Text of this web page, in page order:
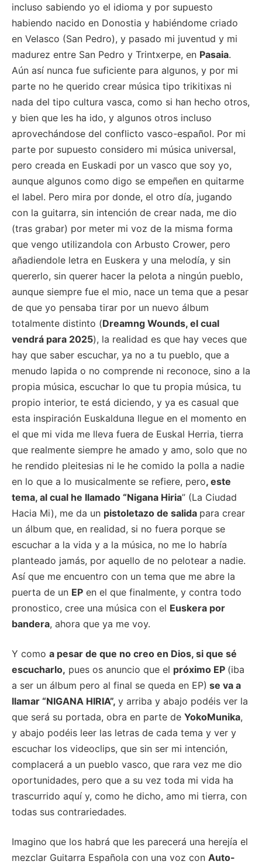
incluso sabiendo yo el idioma y por supuesto
habiendo nacido en Donostia y habiéndome criado
en Velasco (San Pedro), y pasado mi juventud y mi
madurez entre San Pedro y Trintxerpe, en Pasaia.
Aún así nunca fue suficiente para algunos, y por mi
parte no he querido crear música tipo trikitixas ni
nada del tipo cultura vasca, como si han hecho otros,
y bien que les ha ido, y algunos otros incluso
aprovechándose del conflicto vasco-español. Por mi
parte por supuesto considero mi música universal,
pero creada en Euskadi por un vasco que soy yo,
aunque algunos como digo se empeñen en quitarme
el label. Pero mira por donde, el otro día, jugando
con la guitarra, sin intención de crear nada, me dio
(tras grabar) por meter mi voz de la misma forma
que vengo utilizandola con Arbusto Crower, pero
añadiendole letra en Euskera y una melodía, y sin
quererlo, sin querer hacer la pelota a ningún pueblo,
aunque siempre fue el mio, nace un tema que a pesar
de que yo pensaba tirar por un nuevo álbum
totalmente distinto (Dreamng Wounds, el cual
vendrá para 2025), la realidad es que hay veces que
hay que saber escuchar, ya no a tu pueblo, que a
menudo lapida o no comprende ni reconoce, sino a la
propia música, escuchar lo que tu propia música, tu
propio interior, te está diciendo, y ya es casual que
esta inspiración Euskalduna llegue en el momento en
el que mi vida me lleva fuera de Euskal Herria, tierra
que realmente siempre he amado y amo, solo que no
he rendido pleitesias ni le he comido la polla a nadie
en lo que a lo musicalmente se refiere, pero, este
tema, al cual he llamado “Nigana Hiria” (La Ciudad
Hacia Mi), me da un pistoletazo de salida para crear
un álbum que, en realidad, si no fuera porque se
escuchar a la vida y a la música, no me lo habría
planteado jamás, por aquello de no pelotear a nadie.
Así que me encuentro con un tema que me abre la
puerta de un EP en el que finalmente, y contra todo
pronostico, cree una música con el Euskera por
bandera, ahora que ya me voy.
Y como a pesar de que no creo en Dios, si que sé
escucharlo, pues os anuncio que el próximo EP (iba
a ser un álbum pero al final se queda en EP) se va a
llamar “NIGANA HIRIA”, y arriba y abajo podéis ver la
que será su portada, obra en parte de YokoMunika,
y abajo podéis leer las letras de cada tema y ver y
escuchar los videoclips, que sin ser mi intención,
complacerá a un pueblo vasco, que rara vez me dio
oportunidades, pero que a su vez toda mi vida ha
trascurrido aquí y, como he dicho, amo mi tierra, con
todas sus contrariedades.
Imagino que los habrá que les parecerá una herejía el
mezclar Guitarra Española con una voz con Auto-